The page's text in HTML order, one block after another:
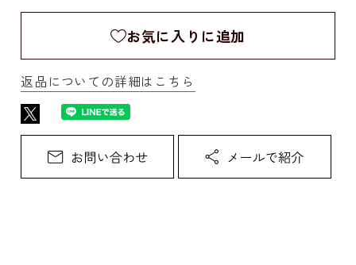
お気に入りに追加
返品についての詳細はこちら